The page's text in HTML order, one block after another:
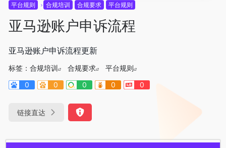
平台规则 合规培训 合规要求 平台规则
亚马逊账户申诉流程
亚马逊账户申诉流程更新
标签： 合规培训 合规要求
平台规则
0
0 0 0 0
链接直达